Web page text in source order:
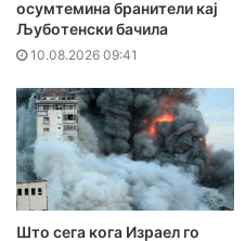
осумтемина бранители кај
Љуботенски бачила
10.08.2026 09:41
Што сега кога Израел го